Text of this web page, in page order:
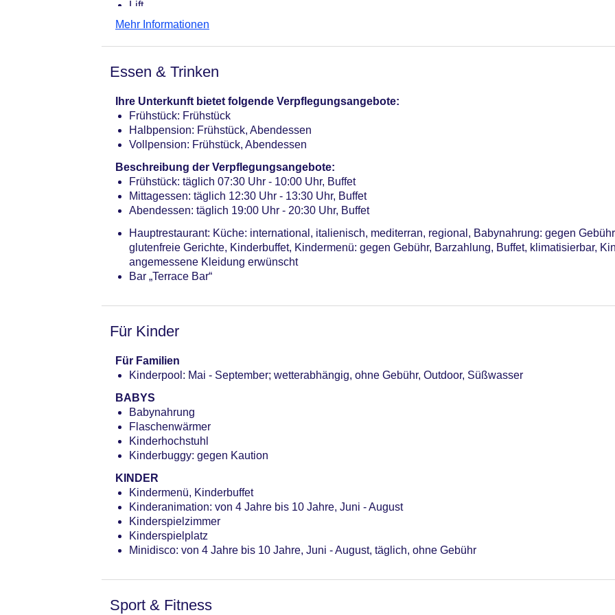
Lift
Gemeinschaftslounge/TV-Bereich
Pools: 2
Gebühr, Liegestühle: ohne Gebühr, Sonnenschirme: ohne Gebühr
Badetücher: ohne Gebühr
Internet: WLAN/WiFi, im gesamten Hotel (Anlage): ohne Gebühr
Zahlungsarten: TUI Card / VISA, MasterCard, EC Karte/Maestro
Haustiere nicht erlaubt
Parkmöglichkeiten: Parkplatz (nach Verfügbarkeit), unbewacht: ohne Gebühr, Garage: pro Tag ca. 5
überdacht: ohne Gebühr
Etagen: 3, Zimmer: 78
Landeskategorie: 4 Sterne
Mehr Informationen
Essen & Trinken
Ihre Unterkunft bietet folgende Verpflegungsangebote:
Frühstück: Frühstück
Halbpension: Frühstück, Abendessen
Vollpension: Frühstück, Abendessen
Beschreibung der Verpflegungsangebote:
Frühstück: täglich 07:30 Uhr - 10:00 Uhr, Buffet
Mittagessen: täglich 12:30 Uhr - 13:30 Uhr, Buffet
Abendessen: täglich 19:00 Uhr - 20:30 Uhr, Buffet
Hauptrestaurant: Küche: international, italienisch, mediterran, regional, Babynahrung: gegen
glutenfreie Gerichte, Kinderbuffet, Kindermenü: gegen Gebühr, Barzahlung, Buffet, klimatisierbar,
angemessene Kleidung erwünscht
Bar „Terrace Bar“
Für Kinder
Für Familien
Kinderpool: Mai - September; wetterabhängig, ohne Gebühr, Outdoor, Süßwasser
BABYS
Babynahrung
Flaschenwärmer
Kinderhochstuhl
Kinderbuggy: gegen Kaution
KINDER
Kindermenü, Kinderbuffet
Kinderanimation: von 4 Jahre bis 10 Jahre, Juni - August
Kinderspielzimmer
Kinderspielplatz
Minidisco: von 4 Jahre bis 10 Jahre, Juni - August, täglich, ohne Gebühr
Sport & Fitness